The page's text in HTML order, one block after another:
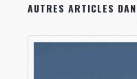
AUTRES ARTICLES